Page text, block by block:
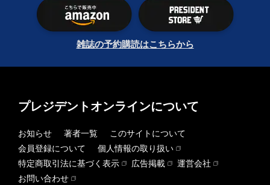
雑誌の予約購読はこちらから
プレジデントオンラインについて
お知らせ 著者一覧
このサイトについて
会員登録について
個人情報の取り扱い
特定商取引法に基づく表示
広告掲載
運営会社
お問い合わせ